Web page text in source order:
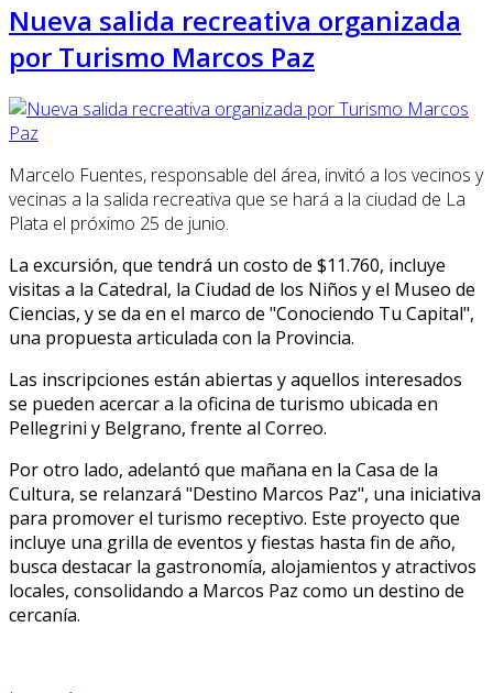
Nueva salida recreativa organizada
por Turismo Marcos Paz
Marcelo Fuentes, responsable del área, invitó a los vecinos y
vecinas a la salida recreativa que se hará a la ciudad de La
Plata el próximo 25 de junio.
La excursión, que tendrá un costo de $11.760, incluye
visitas a la Catedral, la Ciudad de los Niños y el Museo de
Ciencias, y se da en el marco de "Conociendo Tu Capital",
una propuesta articulada con la Provincia.
Las inscripciones están abiertas y aquellos interesados
se pueden acercar a la oficina de turismo ubicada en
Pellegrini y Belgrano, frente al Correo.
Por otro lado, adelantó que mañana en la Casa de la
Cultura, se relanzará "Destino Marcos Paz", una iniciativa
para promover el turismo receptivo. Este proyecto que
incluye una grilla de eventos y fiestas hasta fin de año,
busca destacar la gastronomía, alojamientos y atractivos
locales, consolidando a Marcos Paz como un destino de
cercanía.